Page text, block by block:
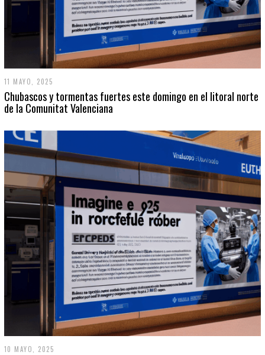
11 MAYO, 2025
Chubascos y tormentas fuertes este domingo en el litoral norte
de la Comunitat Valenciana
10 MAYO, 2025